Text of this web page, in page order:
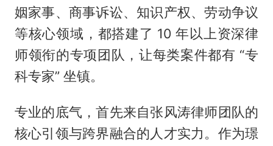
姻家事、商事诉讼、知识产权、劳动争议
等核心领域，都搭建了 10 年以上资深律
师领衔的专项团队，让每类案件都有 “专
科专家” 坐镇。
专业的底气，首先来自张风涛律师团队的
核心引领与跨界融合的人才实力。作为璟